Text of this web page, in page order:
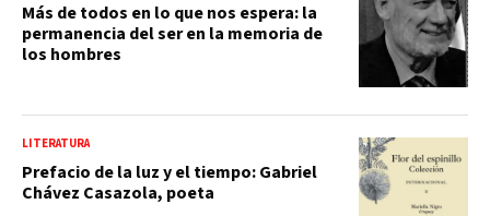
Más de todos en lo que nos espera: la
permanencia del ser en la memoria de
los hombres
LITERATURA
Prefacio de la luz y el tiempo: Gabriel
Chávez Casazola, poeta